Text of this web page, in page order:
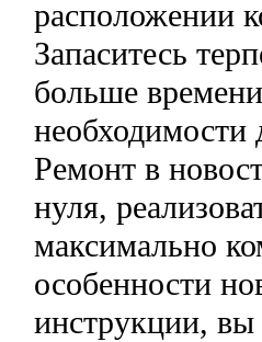
расположении
Запаситесь
больше
необходимости
Ремонт в
нуля,
максимально
особенности
инструкции, вы